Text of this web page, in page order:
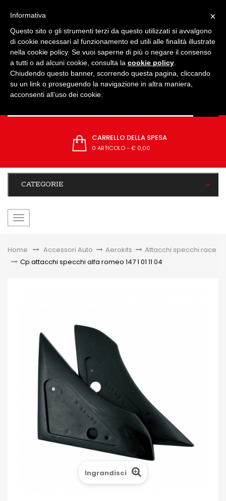
CARRELLO DELLA SPESA
0 ARTICOLO- € 0,00
CATEGORIE
navigazione
Home &gt;Accessori Auto > Aerokits > Attacchi specchi race
> Cp.attacchi specchi alfa romeo 147 1 01 11 04
Ingrandisci
×
Informativa
Questo sito o gli strumenti terzi da questo utilizzati si avvalgono
di cookie necessari al funzionamento ed utili alle finalità illustrate
nella cookie policy. Se vuoi saperne di più o negare il consenso
a tutti o ad alcuni cookie, consulta la cookie policy
Chiudendo questo banner, scorrendo questa pagina, cliccando
su un link o proseguendo la navigazione in altra maniera,
acconsenti all’uso dei cookie.